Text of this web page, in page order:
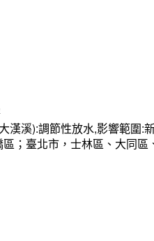
漢溪):調節性放水,影響範圍
；臺北市，士林區、大同